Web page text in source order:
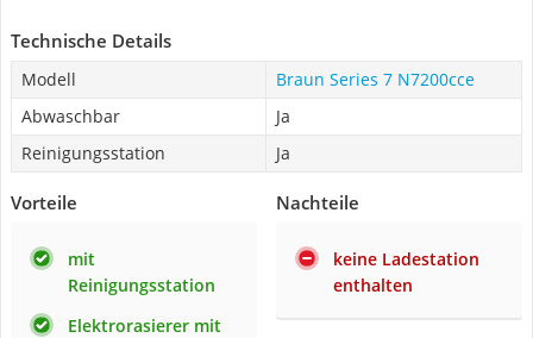
Technische Details
Modell
Braun Series 7 N7200cce
Abwaschbar
Ja
Reinigungsstation
Ja
Vorteile
mit
Reinigungsstation
Elektrorasierer mit
Nachteile
keine Ladestation
enthalten